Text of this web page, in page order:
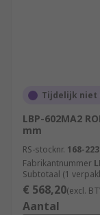
Tijdelijk niet
LBP-602MA2
mm
RS-stocknr. 168-
Fabrikantnummer
Subtotaal (1
€ 568,20(excl.
Aantal